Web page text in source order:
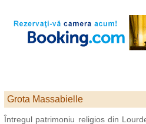
Grota Massabielle
Întregul patrimoniu religios din